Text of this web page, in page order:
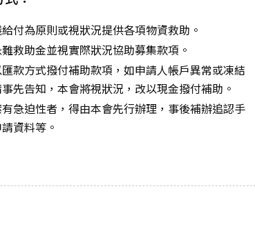
付為原則或視狀況提供各項物資救助。
救助金並視實際狀況協助募集款項。
款方式撥付補助款項，如申請人帳戶異常或凍結
先告知，本會將視狀況，改以現金撥付補助。
急迫性者，得由本會先行辦理，事後補辦追認手
資料等。